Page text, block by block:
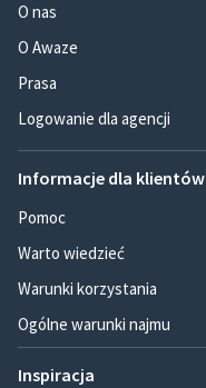
O nas
O Awaze
Prasa
Logowanie dla agencji
Informacje dla klientów
Pomoc
Warto wiedzieć
Warunki korzystania
Ogólne warunki najmu
Inspiracja